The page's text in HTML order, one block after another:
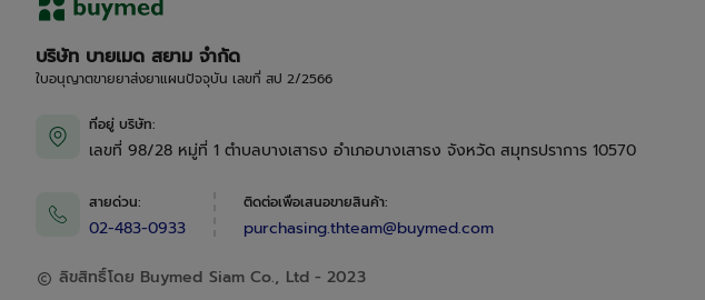
บริษัท บายเมด สยาม จำกัด
ใบอนุญาตขายยาส่งยาแผนปัจจุบัน เลขที่ สป 2/2566
ที่อยู่ บริษัท:
เลขที่ 98/28 หมู่ที่ 1 ตำบลบางเสาธง อำเภอบางเสาธง จังหวัด สมุทรปราการ 10570
สายด่วน:
02-483-0933
ติดต่อเพื่อเสนอขายสินค้า:
purchasing.thteam@buymed.com
ลิขสิทธิ์โดย Buymed Siam Co., Ltd - 2023